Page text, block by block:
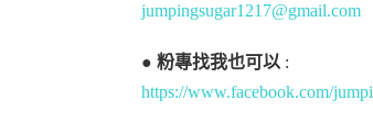
jumpingsugar1217@gmail.com
●粉專找我也可以 :
https://www.facebook.com/